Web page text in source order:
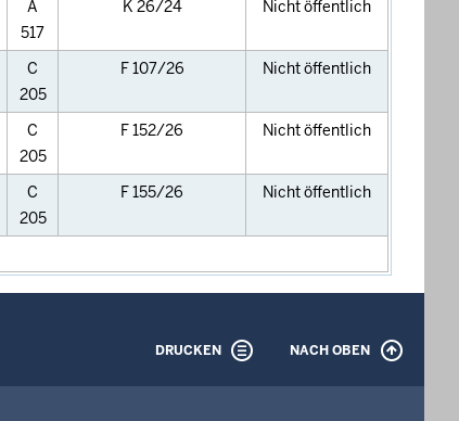
A
517
K 26/24 Nicht öffentlich
C
205
F 107/26 Nicht öffentlich
C
205
F 152/26 Nicht öffentlich
C
205
F 155/26 Nicht öffentlich
DRUCKEN NACH OBEN